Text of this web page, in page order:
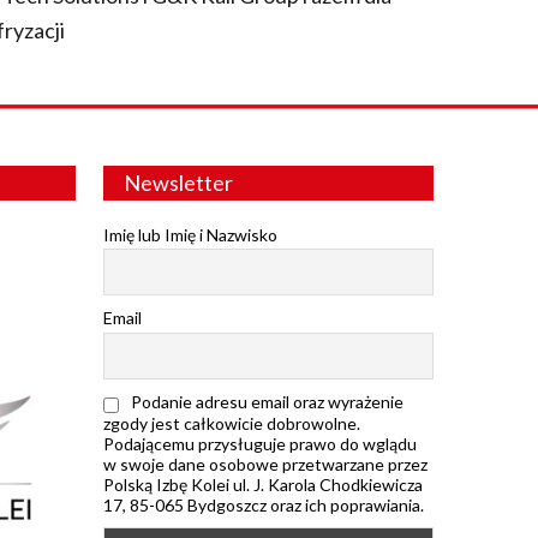
Newsletter
Imię lub Imię i Nazwisko
Email
Podanie adresu email oraz wyrażenie
zgody jest całkowicie dobrowolne.
Podającemu przysługuje prawo do wglądu
w swoje dane osobowe przetwarzane przez
Polską Izbę Kolei ul. J. Karola Chodkiewicza
17, 85-065 Bydgoszcz oraz ich poprawiania.